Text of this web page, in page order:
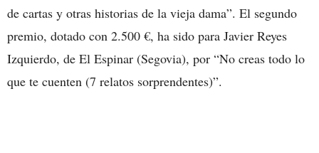
de cartas y otras historias de la vieja dama”. El segundo
premio, dotado con 2.500 €, ha sido para Javier Reyes
Izquierdo, de El Espinar (Segovia), por “No creas todo lo
que te cuenten (7 relatos sorprendentes)”.